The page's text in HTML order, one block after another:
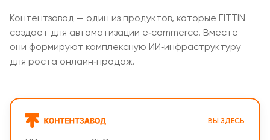
Контентзавод — один из продуктов, которые FITTIN
создаёт для автоматизации e‑commerce. Вместе
они формируют комплексную ИИ‑инфраструктуру
для роста онлайн‑продаж.
ВЫ ЗДЕСЬ